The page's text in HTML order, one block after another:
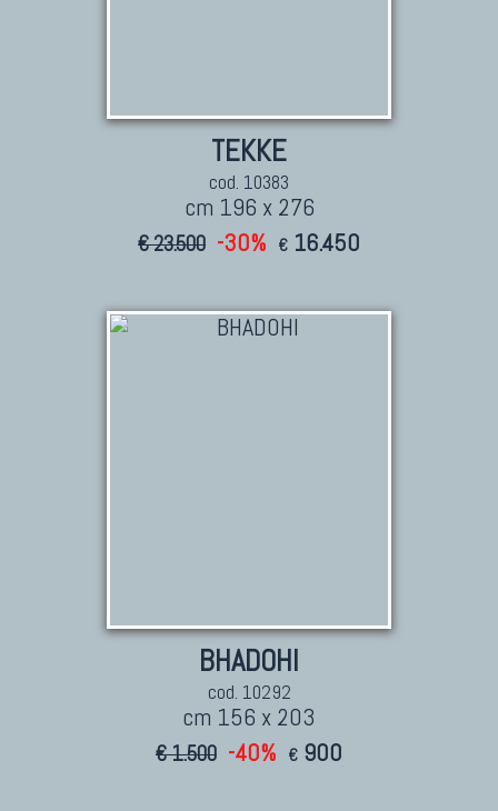
TEKKE
cod. 10383
cm 196 x 276
€ 23.500 -30% € 16.450
BHADOHI
cod. 10292
cm 156 x 203
€ 1.500 -40% € 900